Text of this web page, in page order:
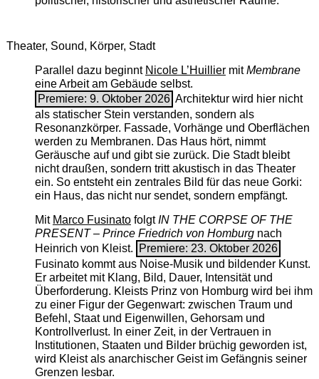
Theater, Sound, Körper, Stadt
Parallel dazu beginnt Nicole L’Huilliermit ­Membrane
eine Arbeit am Gebäude selbst.
Premiere: 9. Oktober 2026 Architektur wird hier nicht
als statischer Stein verstanden, sondern als
Resonanzkörper. Fassade, Vorhänge und Oberflächen
werden zu Membranen. Das Haus hört, nimmt
Geräusche auf und gibt sie zurück. Die Stadt bleibt
nicht draußen, sondern tritt akustisch in das Theater
ein. So entsteht ein zentrales Bild für das neue Gorki:
ein Haus, das nicht nur sendet, sondern empfängt.
Mit Marco FusinatofolgtIN THE CORPSE OF THE
PRESENT – Prince Friedrich von Homburgnach
Heinrich von Kleist.
Premiere: 23. Oktober 2026
Fusinato kommt aus Noise-Musik und bildender Kunst.
Er arbeitet mit Klang, Bild, Dauer, Intensität und
Überforderung. Kleists Prinz von Homburg wird bei ihm
zu einer Figur der Gegenwart: zwischen Traum und
Befehl, Staat und Eigenwillen, Gehorsam und
Kontrollverlust. In einer Zeit, in der Vertrauen in
Institutionen, Staaten und Bilder brüchig geworden ist,
wird Kleist als anarchischer Geist im Gefängnis seiner
Grenzen lesbar.